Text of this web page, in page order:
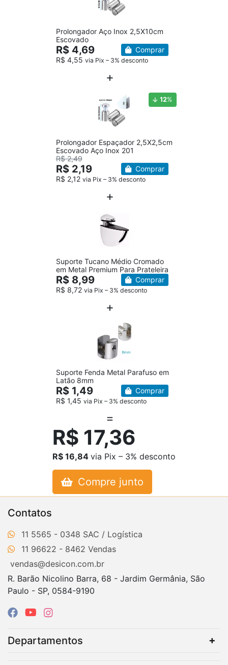
Prolongador Aço Inox 2,5X10cm
Escovado
R$ 4,69
R$ 4,55 via Pix – 3% desconto
Comprar
12%
Prolongador Espaçador 2,5X2,5cm
Escovado Aço Inox 201
R$ 2,49
R$ 2,19
R$ 2,12 via Pix – 3% desconto
Comprar
Suporte Tucano Médio Cromado
em Metal Premium Para Prateleira
R$ 8,99
R$ 8,72 via Pix – 3% desconto
Comprar
Suporte Fenda Metal Parafuso em
Latão 8mm
R$ 1,49
R$ 1,45 via Pix – 3% desconto
Comprar
R$ 17,36
R$ 16,84 via Pix – 3% desconto
Compre junto
Contatos
11 5565 - 0348
11 96622 - 8462
vendas@desicon.com.br
R. Barão Nicolino Barra, 68 - Jardim Germânia, São
Paulo - SP, 0584-9190
Departamentos